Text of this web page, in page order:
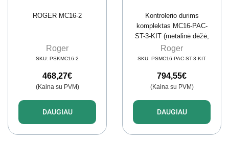
ROGER MC16-2
Roger
SKU: PSKMC16-2
468,27€
(Kaina su PVM)
DAUGIAU
Kontrolerio durims
komplektas MC16-PAC-
ST-3-KIT (metalinė dėžė,
PS4D, MCX4D)
Roger
SKU: PSMC16-PAC-ST-3-KIT
794,55€
(Kaina su PVM)
DAUGIAU